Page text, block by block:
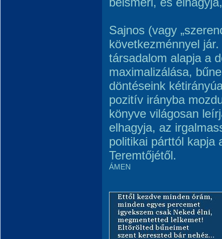
Sajnos (vagy
következménnyel
társadalom alapja a
maximalizálása,
döntéseink
pozitív irányba
könyve világosan
elhagyja, az
politikai párttól kapja
Teremtőjétől.
ÁMEN